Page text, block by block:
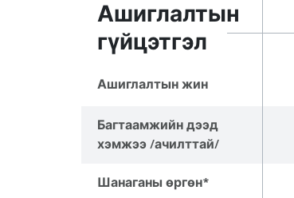
Ашиглалтын
гүйцэтгэл
Ашиглалтын жин
Багтаамжийн дээд
хэмжээ /ачилттай/
Шанаганы өргөн*